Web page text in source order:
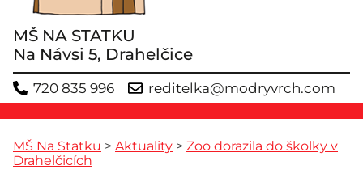
MŠ NA STATKU
Na Návsi 5, Drahelčice
720 835 996 reditelka@modryvrch.com
MŠ Na Statku > Aktuality > Zoo dorazila do školky v
Drahelčicích